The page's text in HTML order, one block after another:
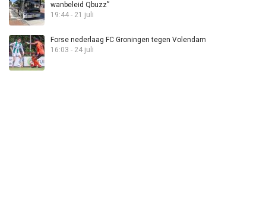
wanbeleid Qbuzz”
19:44 - 21 juli
Forse nederlaag FC Groningen tegen Volendam
16:03 - 24 juli